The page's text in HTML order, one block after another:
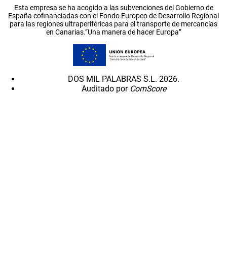
Esta empresa se ha acogido a las subvenciones del Gobierno de
España cofinanciadas con el Fondo Europeo de Desarrollo Regional
para las regiones ultraperiféricas para el transporte de mercancías
en Canarias.”Una manera de hacer Europa”
DOS MIL PALABRAS S.L. 2026.
Auditado por ComScore